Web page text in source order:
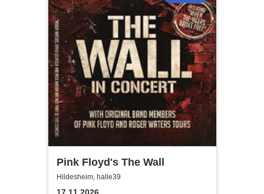
Pink Floyd's The Wall
Hildesheim, halle39